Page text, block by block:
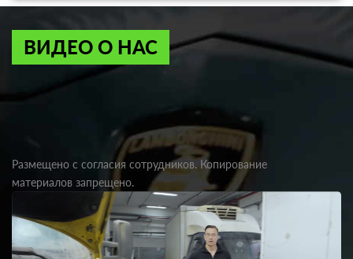
ВИДЕО О НАС
Размещено с согласия сотрудников. Копирование
материалов запрещено.